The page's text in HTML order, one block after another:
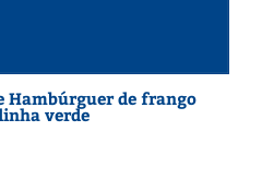
Hambúrguer de frango
verde